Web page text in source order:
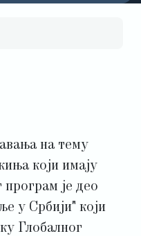
на тему
који имају
је део
у Србији" који
Глобалног